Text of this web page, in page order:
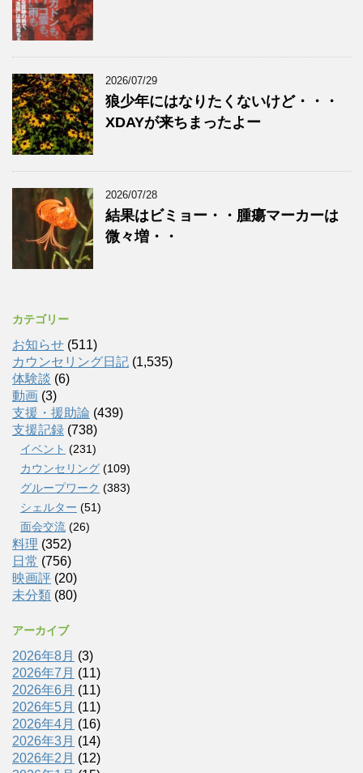
2026/07/29
狼少年にはなりたくないけど・・・
XDAYが来ちまったよー
2026/07/28
結果はビミョー・・腫瘍マーカーは
微々増・・
カテゴリー
お知らせ (511)
カウンセリング日記 (1,535)
体験談 (6)
動画 (3)
支援・援助論 (439)
支援記録 (738)
イベント (231)
カウンセリング (109)
グループワーク (383)
シェルター (51)
面会交流 (26)
料理 (352)
日常 (756)
映画評 (20)
未分類 (80)
アーカイブ
2026年8月 (3)
2026年7月 (11)
2026年6月 (11)
2026年5月 (11)
2026年4月 (16)
2026年3月 (14)
2026年2月 (12)